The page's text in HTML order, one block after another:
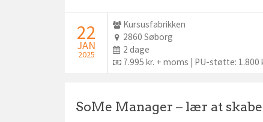
STARTDATO:
22
JAN
2025
Udbyder:
Kursusfabrikken
Sted:
2860 Søborg
Dage:2 dage
Pris:7.995 kr. + moms | PU-støtte: 1.800
SoMe Manager – lær at